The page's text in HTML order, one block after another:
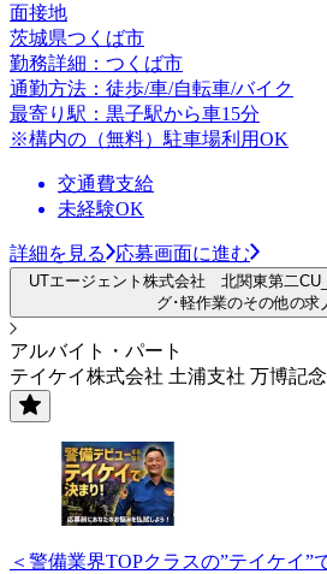
面接地
茨城県つくば市
勤務詳細：つくば市
通勤方法：徒歩/車/自転車/バイク
最寄り駅：黒子駅から車15分
※構内の（無料）駐車場利用OK
交通費支給
未経験OK
詳細を見る 応募画面に進む
UTエージェント株式会社 北関東第二
グ･軽作業のその他の求
アルバイト・パート
テイケイ株式会社 土浦支社 万博記
＜警備業界TOPクラスの”テイケイ”